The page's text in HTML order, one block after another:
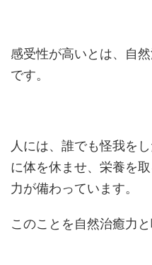
感受性が高いとは、自
です。
人には、誰でも怪我を
に体を休ませ、栄養を
力が備わっています。
このことを自然治癒力と